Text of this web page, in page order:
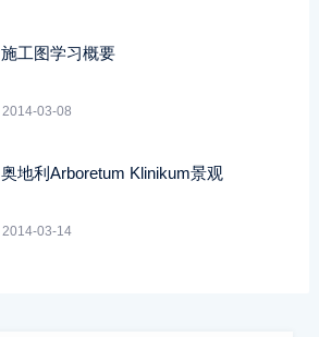
施工图学习概要
2014-03-08
奥地利Arboretum Klinikum景观
2014-03-14